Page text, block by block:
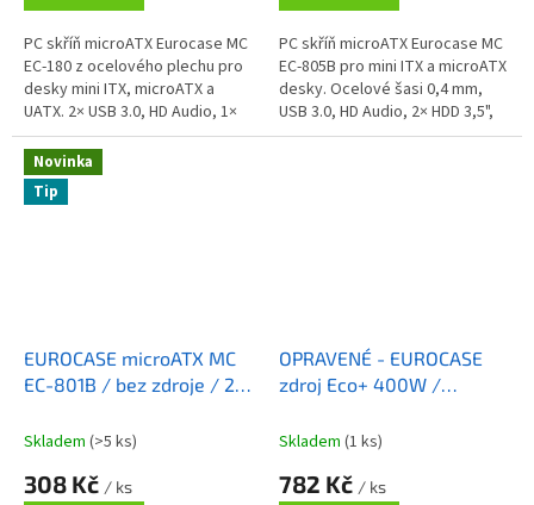
PC skříň microATX Eurocase MC
EC-180 z ocelového plechu pro
desky mini ITX, microATX a
UATX. 2× USB 3.0, HD Audio, 1×
3,5" HDD, 2× 2,5" SSD, 7
rozšiřujících slotů, max. GPU
310...
PC skříň microATX Eurocase MC
EC-805B pro mini ITX a microATX
desky. Ocelové šasi 0,4 mm,
USB 3.0, HD Audio, 2× HDD 3,5",
3× SSD 2,5", max. GPU 220 mm,
Novinka
Tip
EUROCASE microATX MC
EC-801B / bez zdroje / 2x
Skladem (>5 ks)
308 Kč / ks
OPRAVENÉ - EUROCASE
zdroj Eco+ 400W /
PFC ATX 20/24pin / 5x
Skladem (1 ks)
782 Kč / ks